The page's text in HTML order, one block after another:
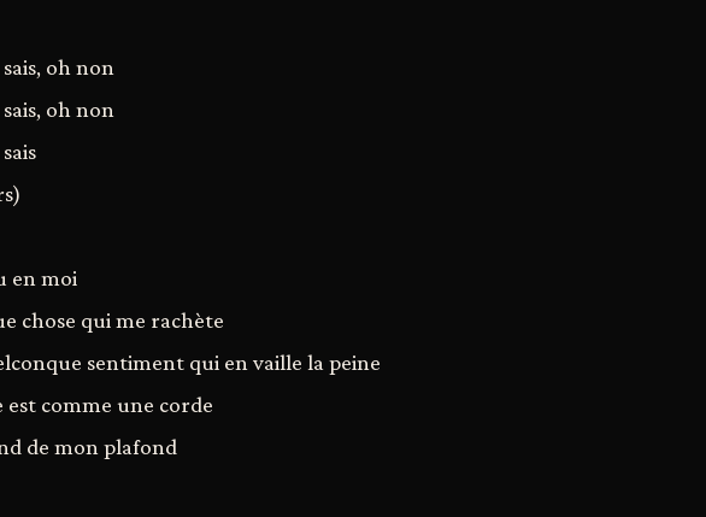
oh non
oh non
en moi
chose qui me rachète
sentiment qui en vaille la peine
est comme une corde
de mon plafond